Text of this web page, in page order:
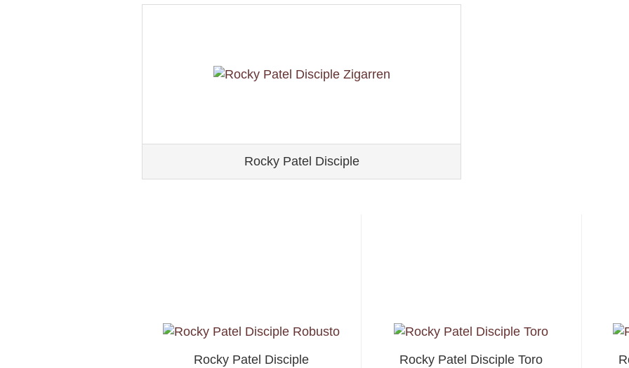
Rocky Patel Disciple
Rocky Patel Disciple
Rocky Patel Disciple Toro